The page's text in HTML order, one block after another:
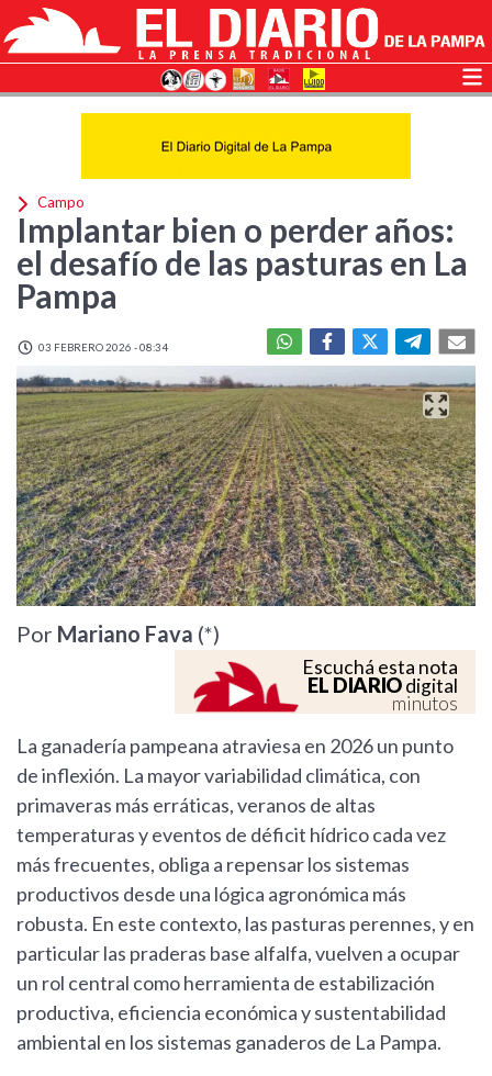
Campo
Implantar bien o perder años:
el desafío de las pasturas en La
Pampa
03 FEBRERO 2026 - 08:34
Por Mariano Fava (*)
Escuchá esta nota
EL DIARIOdigital
minutos
La ganadería pampeana atraviesa en 2026 un punto
de inflexión. La mayor variabilidad climática, con
primaveras más erráticas, veranos de altas
temperaturas y eventos de déficit hídrico cada vez
más frecuentes, obliga a repensar los sistemas
productivos desde una lógica agronómica más
robusta. En este contexto, las pasturas perennes, y en
particular las praderas base alfalfa, vuelven a ocupar
un rol central como herramienta de estabilización
productiva, eficiencia económica y sustentabilidad
ambiental en los sistemas ganaderos de La Pampa.